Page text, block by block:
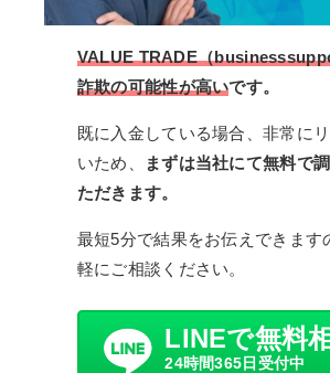
VALUE TRADE（
詐欺の可能性が高いです。
既に入金している場合、非常に
いため、
まずは当社にて無料で
ただきます。
最短5分で結果をお伝えできます
軽にご相談ください。
LINEで無料
24時間365日受付中